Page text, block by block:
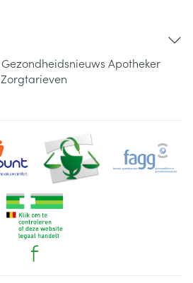
Gezondheidsnieuws Apotheker
Zorgtarieven